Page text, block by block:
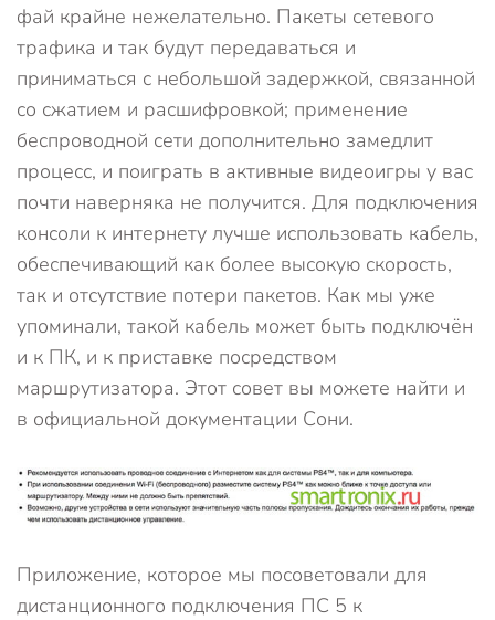
фай крайне нежелательно. Пакеты сетевого
трафика и так будут передаваться и
приниматься с небольшой задержкой, связанной
со сжатием и расшифровкой; применение
беспроводной сети дополнительно замедлит
процесс, и поиграть в активные видеоигры у вас
почти наверняка не получится. Для подключения
консоли к интернету лучше использовать кабель,
обеспечивающий как более высокую скорость,
так и отсутствие потери пакетов. Как мы уже
упоминали, такой кабель может быть подключён
и к ПК, и к приставке посредством
маршрутизатора. Этот совет вы можете найти и
в официальной документации Сони.
Приложение, которое мы посоветовали для
дистанционного подключения ПС 5 к